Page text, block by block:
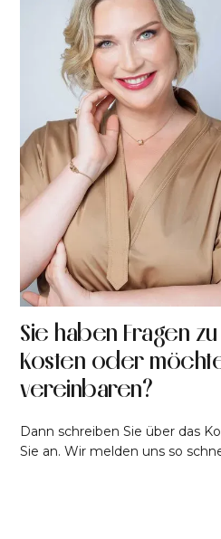
Sie haben Fragen
Kosten oder
vereinbaren?
Dann schreiben Sie über das
Sie an. Wir melden uns so